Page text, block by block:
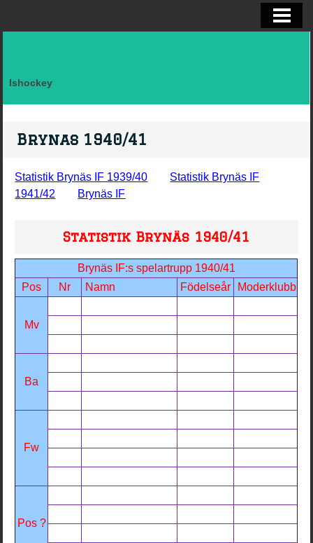
BRYNÄS SPELARSTATISTIK
Ishockey
Brynas 1940/41
Statistik Brynäs IF 1939/40
Statistik Brynäs IF
1941/42
Brynäs IF
Statistik Brynäs 1940/41
Brynäs IF:s spelartrupp 1940/41
Pos
Nr Namn Födelseår Moderklubb
Mv
Ba
Fw
Pos ?